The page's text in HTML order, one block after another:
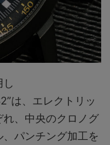
は、エレクトリッ
、中央のクロノグ
パンチング加工を